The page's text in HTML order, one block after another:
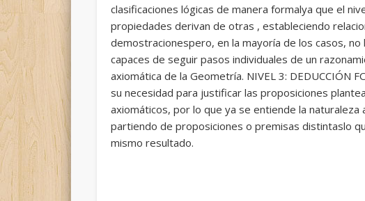
clasificaciones lógicas de manera formalya que el
propiedades derivan de otras , estableciendo
demostracionespero, en la mayoría de los casos,
capaces de seguir pasos individuales de un
axiomática de la Geometría. NIVEL 3: DEDUCCIÓN
su necesidad para justificar las proposiciones
axiomáticos, por lo que ya se entiende la
partiendo de proposiciones o premisas distintaslo
mismo resultado.